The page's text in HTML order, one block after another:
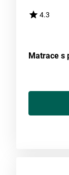
4.3
Matrace s